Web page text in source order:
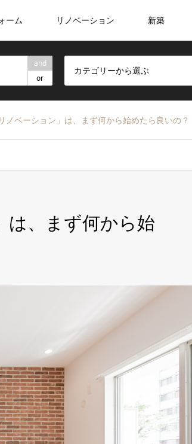
ーム リノベーション 新築
and
or
カテゴリーから選ぶ
ノベーション」は、まず何から始めたら良いの？
は、まず何から始